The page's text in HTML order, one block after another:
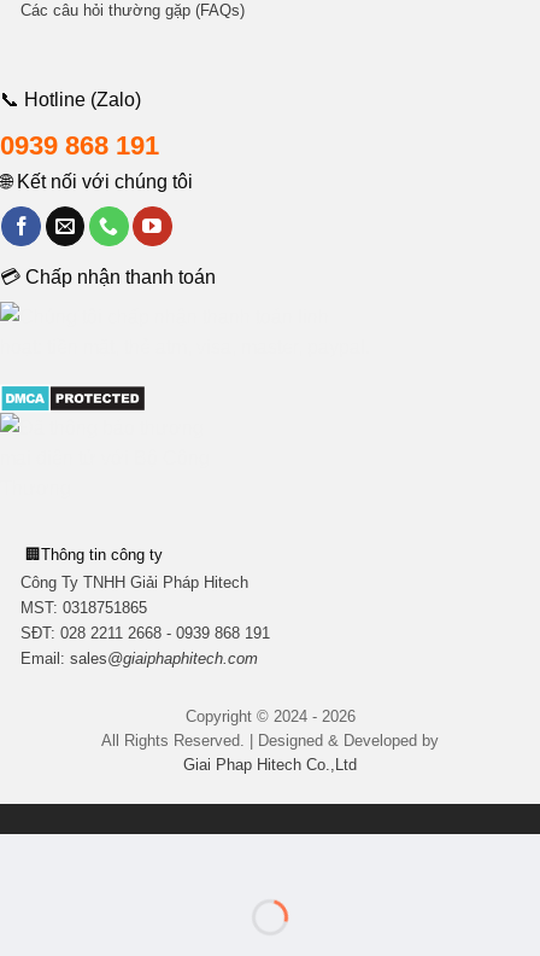
Các câu hỏi thường gặp (FAQs)
📞 Hotline (Zalo)
0939 868 191
🌐 Kết nối với chúng tôi
💳 Chấp nhận thanh toán
🏢 Thông tin công ty
Công Ty TNHH Giải Pháp Hitech
MST: 0318751865
SĐT: 028 2211 2668 - 0939 868 191
Email: sales@giaiphaphitech.com
Copyright © 2024 - 2026
All Rights Reserved. | Designed & Developed by
Giai Phap Hitech Co.,Ltd